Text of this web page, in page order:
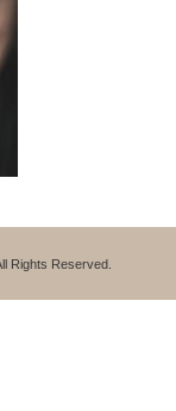
Rights Reserved.